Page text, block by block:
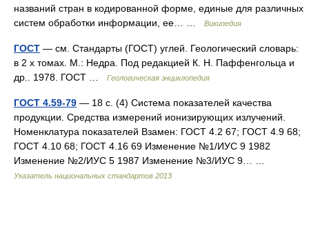
названий стран в кодированной форме, единые для различных
систем обработки информации, ее… …
Википедия
ГОСТ — см. Стандарты (ГОСТ) углей. Геологический словарь:
в 2 х томах. М.: Недра. Под редакцией К. Н. Паффенгольца и
др.. 1978. ГОСТ …
Геологическая энциклопедия
ГОСТ 4.59-79 — 18 с. (4) Система показателей качества
продукции. Средства измерений ионизирующих излучений.
Номенклатура показателей Взамен: ГОСТ 4.2 67; ГОСТ 4.9 68;
ГОСТ 4.10 68; ГОСТ 4.16 69 Изменение №1/ИУС 9 1982
Изменение №2/ИУС 5 1987 Изменение №3/ИУС 9… …
Указатель национальных стандартов 2013